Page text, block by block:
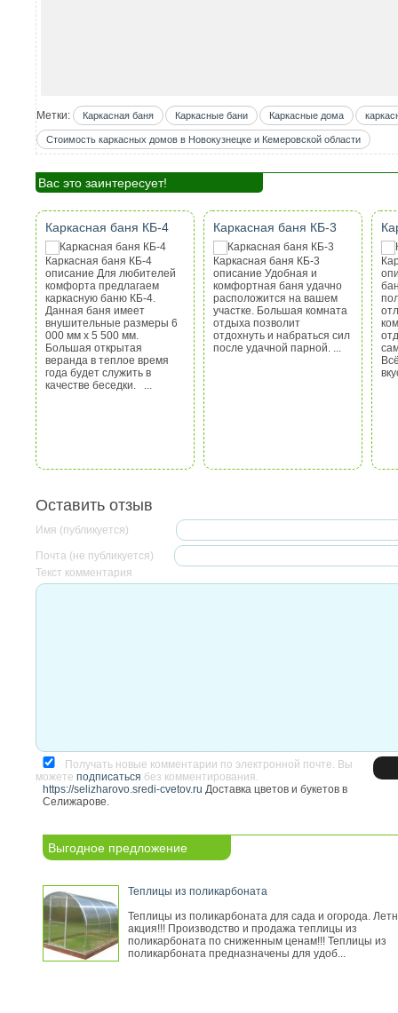
Метки: Каркасная баня Каркасные бани Каркасные дома
Стоимость каркасных домов в Новокузнецке и Кемеровской области
Вас это заинтересует!
Каркасная баня КБ-4
Каркасная баня КБ-4
описание Для любителей
комфорта предлагаем
каркасную баню КБ-4.
Данная баня имеет
внушительные размеры 6
000 мм х 5 500 мм.
Большая открытая
веранда в теплое время
года будет служить в
качестве беседки. ...
Каркасная баня КБ-3
Каркасная баня КБ-3
описание Удобная и
комфортная баня удачно
расположится на вашем
участке. Большая комната
отдыха позволит
отдохнуть и набраться сил
после удачной парной. ...
Оставить отзыв
Имя (публикуется)
Почта (не публикуется)
Текст комментария
Получать новые комментарии по электронной почте. Вы
можете подписаться без комментирования.
https://selizharovo.sredi-cvetov.ru Доставка цветов и букетов в
Селижарове.
Выгодное предложение
Теплицы из поликарбоната
Теплицы из поликарбоната для сада и огорода.
акция!!! Производство и продажа теплицы из
поликарбоната по сниженным ценам!!! Теплицы из
поликарбоната предназначены для удоб...